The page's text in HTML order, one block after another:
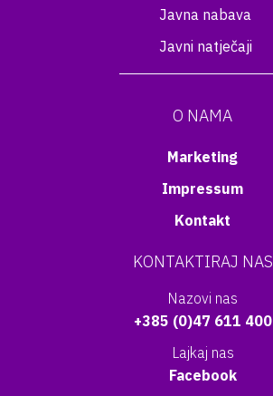
Javna nabava
Javni natječaji
O NAMA
Marketing
Impressum
Kontakt
KONTAKTIRAJ NAS
Nazovi nas
+385 (0)47 611 400
Lajkaj nas
Facebook